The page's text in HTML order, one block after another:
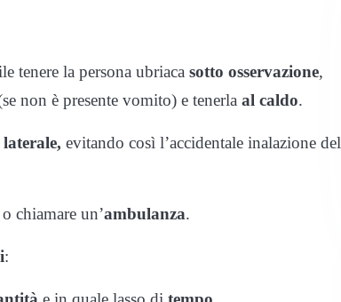
tenere la persona ubriaca sotto osservazione,
non è presente vomito) e tenerla al caldo.
evitando così l’accidentale inalazione del
o chiamare un’ambulanza.
: